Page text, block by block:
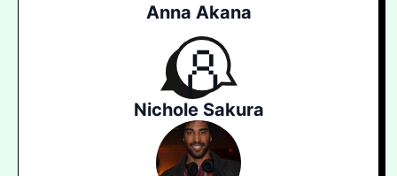
Anna Akana
Nichole Sakura